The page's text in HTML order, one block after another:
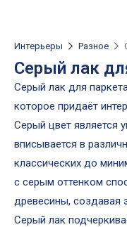
Интерьеры Разное
Серый лак
Серый лак для
которое придаёт
Серый цвет является
вписывается в
классических до
с серым оттенком
древесины, создавая
Серый лак